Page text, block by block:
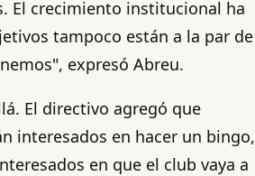
El crecimiento institucional ha
tampoco están a la par de
expresó Abreu.
El directivo agregó que
interesados en hacer un bingo,
en que el club vaya a